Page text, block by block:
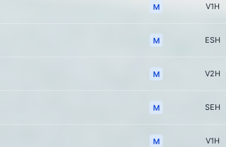
M V1H
M ESH
M V2H
M SEH
M V1H